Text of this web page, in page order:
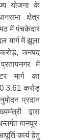
योजना के
क्षेत्र
में पंचकेदार
मार्ग में झूला
जनपद
में
मार्ग का
3.61 करोड़
प्रदान
द्वारा
मानपुर-
कार्य हेतु